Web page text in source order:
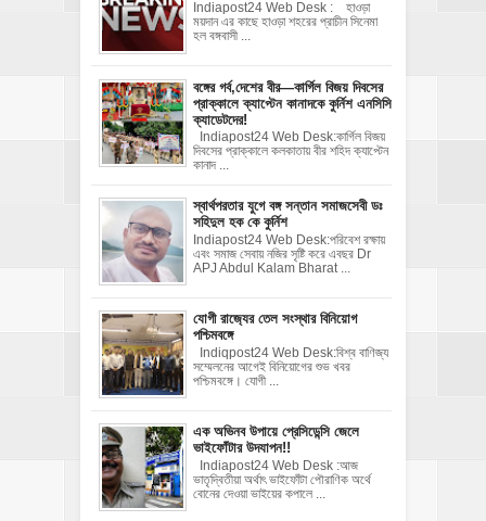
Indiapost24 Web Desk : হাওড়া
ময়দান এর কাছে হাওড়া শহরের প্রাচীন সিনেমা
হল বঙ্গবাসী ...
বঙ্গের গর্ব,দেশের বীর—কার্গিল বিজয় দিবসের
প্রাক্কালে ক্যাপ্টেন কানাদকে কুর্নিশ এনসিসি
ক্যাডেটদের!
Indiapost24 Web Desk:কার্গিল বিজয়
দিবসের প্রাক্কালে কলকাতায় বীর শহিদ ক্যাপ্টেন
কানাদ ...
স্বার্থপরতার যুগে বঙ্গ সন্তান সমাজসেবী ডঃ
সহিদুল হক কে কুর্নিশ
Indiapost24 Web Desk:পরিবেশ রক্ষায়
এবং সমাজ সেবায় নজির সৃষ্টি করে এবছর Dr
APJ Abdul Kalam Bharat ...
যোগী রাজ‍্যের তেল সংস্থার বিনিয়োগ
পশ্চিমবঙ্গে
Indiqpost24 Web Desk:বিশ্ব বাণিজ্য
সম্মেলনের আগেই বিনিয়োগের শুভ খবর
পশ্চিমবঙ্গে। যোগী ...
এক অভিনব উপায়ে প্রেসিডেন্সি জেলে
ভাইফোঁটার উদযাপন!!
Indiapost24 Web Desk :আজ
ভাতৃদ্বিতীয়া অর্থাৎ ভাইফোঁটা পৌরাণিক অর্থে
বোনের দেওয়া ভাইয়ের কপালে ...